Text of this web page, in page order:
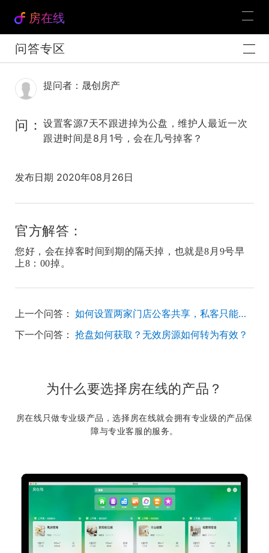
房在线
问答专区
提问者：晟创房产
问： 设置客源7天不跟进掉为公盘，维护人最近一次
跟进时间是8月1号，会在几号掉客？
发布日期 2020年08月26日
官方解答：
您好，会在掉客时间到期的隔天掉，也就是8月9号早
上8：00掉。
上一个问答：
如何设置两家门店公客共享，私客只能各自门店查看？
下一个问答： 抢盘如何获取？无效房源如何转为有效？
为什么要选择房在线的产品？
房在线只做专业级产品，选择房在线就会拥有专业级的产品保
障与专业客服的服务。